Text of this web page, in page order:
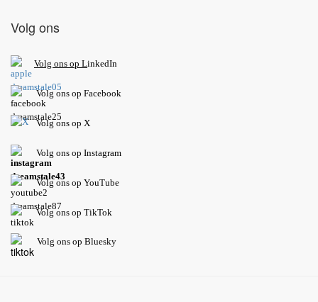
Volg ons
Volg ons op LinkedIn
Volg ons op Facebook
Volg ons op X
Volg ons op Instagram
Volgons op YouTube
Volg ons op TikTok
Volg ons op Bluesky